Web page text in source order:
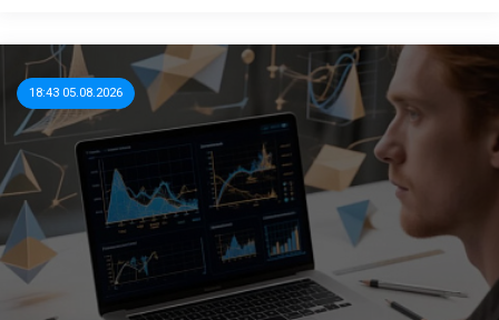
18:43 05.08.2026